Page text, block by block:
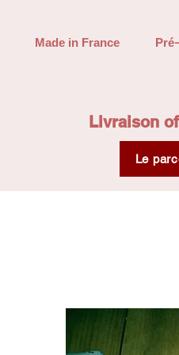
Made in France
Livraison
Le